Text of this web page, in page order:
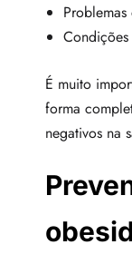
É muito
forma
negativos na